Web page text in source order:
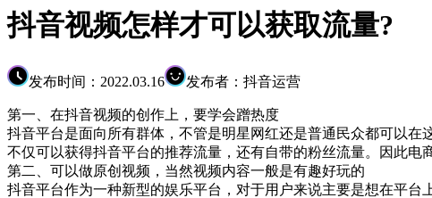
抖音视频怎样才可以获取流量?
发布时间：2022.03.16 发布者：抖音运营
第一、在抖音视频的创作上，要学会蹭热度
抖音平台是面向所有群体，不管是明星网红还是普通民众都可以
不仅可以获得抖音平台的推荐流量，还有自带的粉丝流量。因此电
第二、可以做原创视频，当然视频内容一般是有趣好玩的
抖音平台作为一种新型的娱乐平台，对于用户来说主要是想在平